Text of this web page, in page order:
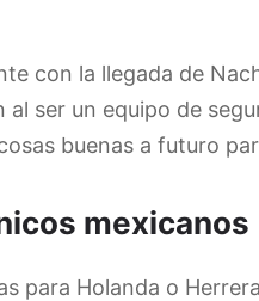
con la llegada de
ser un equipo de
buenas a futuro
mexicanos
para Holanda o